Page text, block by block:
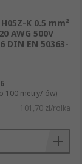
K 0.5 mm²
AWG 500V
DIN EN 50363-
100 metry/-ów)
101,70 zł/rolka